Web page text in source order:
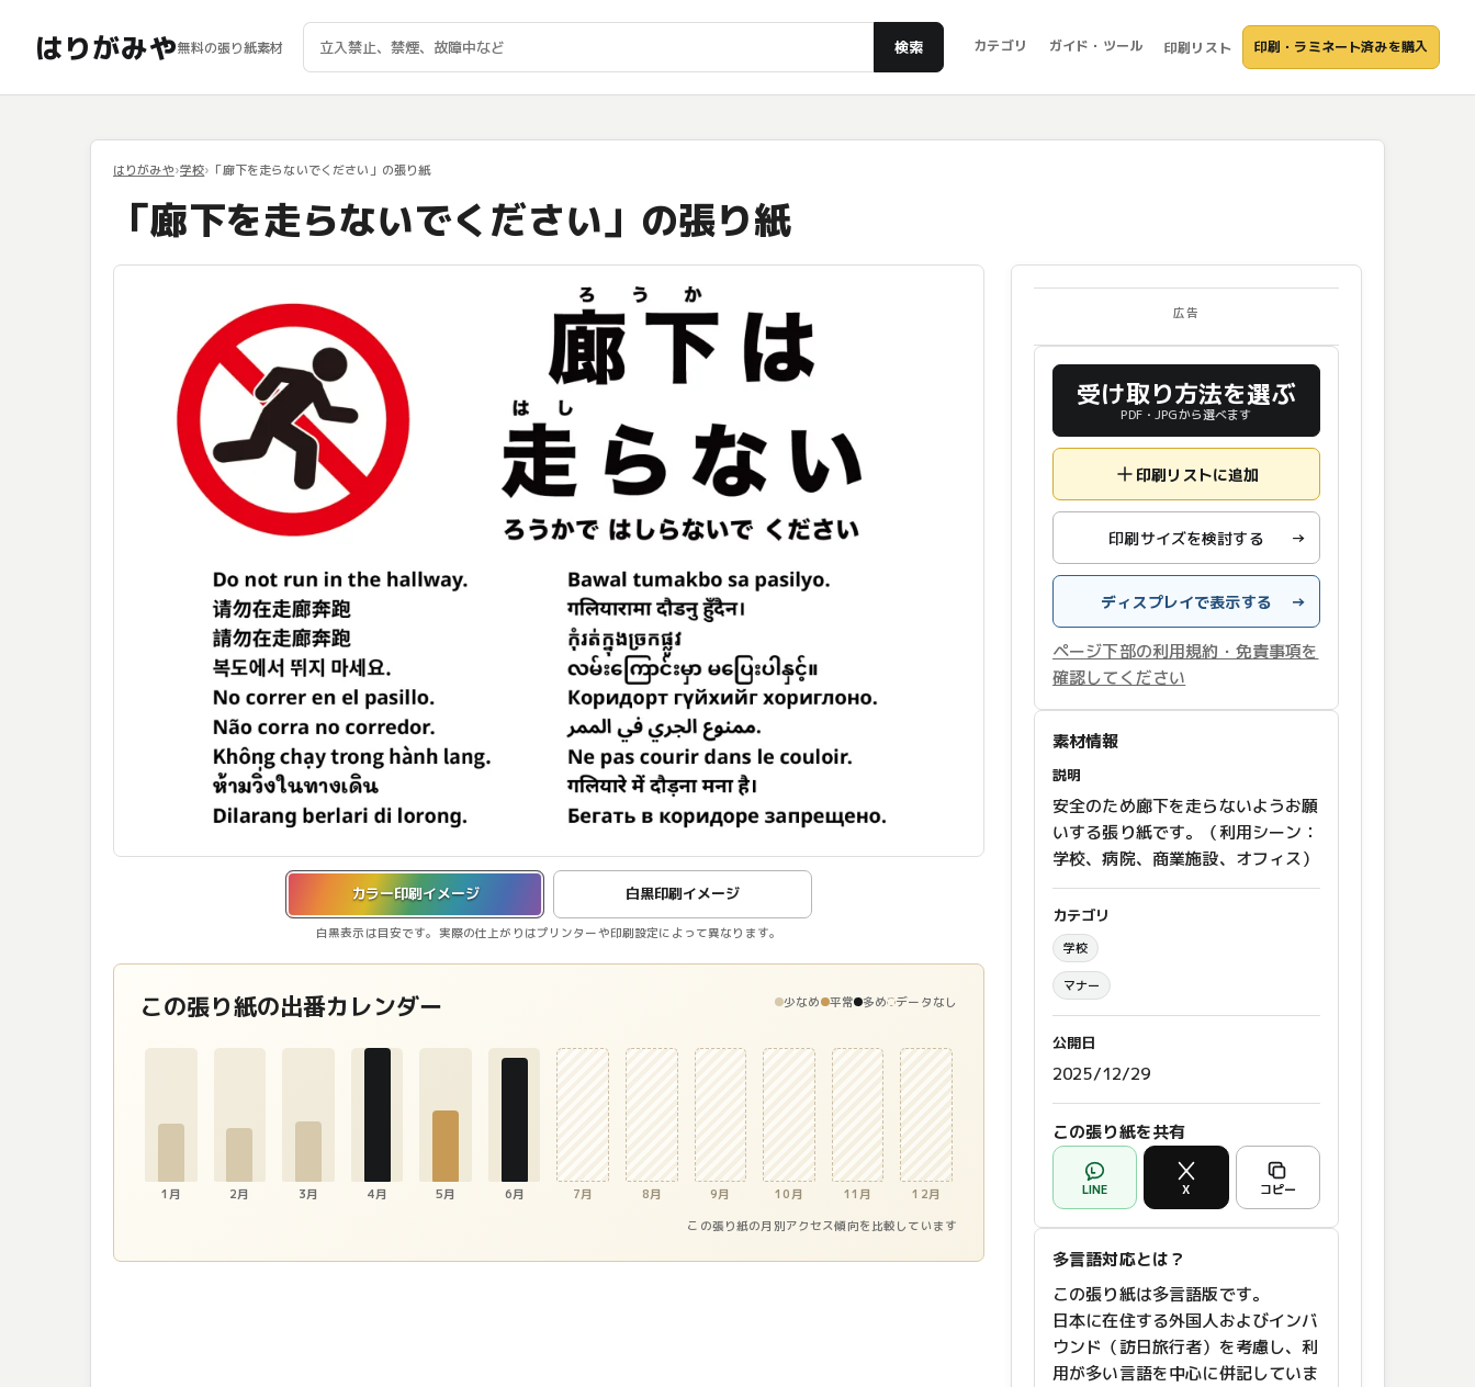
はりがみや無料の張り紙素材 検索 カテゴリ ガイド・ツール 印刷リスト 印刷・ラミネート済みを購入
はりがみや 学校 「廊下を走らないでください」の張り紙
「廊下を走らないでください」の張り紙
カラー印刷イメージ 白黒印刷イメージ
白黒表示は目安です。実際の仕上がりはプリンターや印刷設定によって異なります。
カラー印刷イメージを表示しています。
この張り紙の出番カレンダー 少なめ 平常 多め データなし
1月 2月 3月 4月 5月 6月 7月 8月 9月 10月 11月 12月
この張り紙の月別アクセス傾向を比較しています
広告
受け取り方法を選ぶ
PDF・JPGから選べます
印刷リストに追加
印刷サイズを検討する →
ディスプレイで表示する →
ページ下部の利用規約・免責事項を
確認してください
素材情報
説明
安全のため廊下を走らないようお願
いする張り紙です。（利用シーン：
学校、病院、商業施設、オフィス）
カテゴリ
学校
マナー
公開日
2025/12/29
この張り紙を共有
LINE X コピー
多言語対応とは？
この張り紙は多言語版です。
日本に在住する外国人およびインバ
ウンド（訪日旅行者）を考慮し、利
用が多い言語を中心に併記していま